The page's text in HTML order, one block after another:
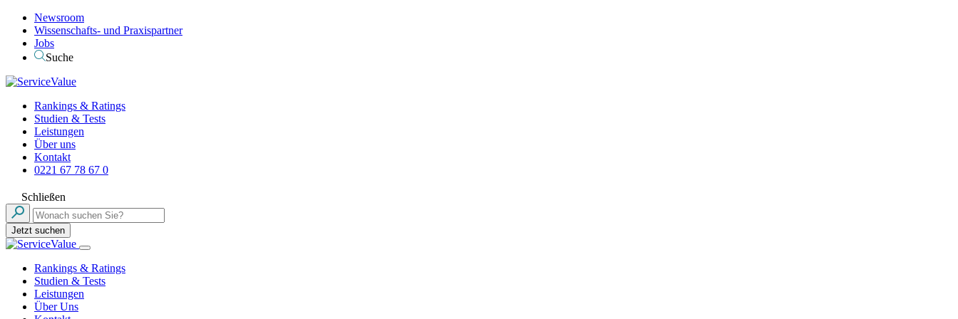
Newsroom
Wissenschafts- und Praxispartner
Jobs
Suche
Rankings & Ratings
Studien & Tests
Leistungen
Über uns
Kontakt
0221 67 78 67 0
Schließen
Jetzt suchen
Rankings & Ratings
Studien & Tests
Leistungen
Über Uns